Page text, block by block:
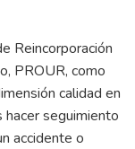
Reincorporación
PROUR, como
calidad en
seguimiento
accidente o